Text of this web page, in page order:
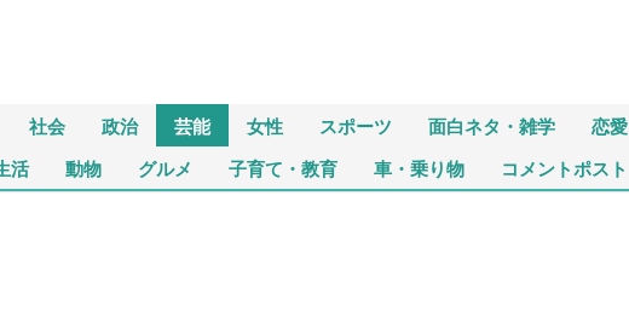
社会 政治 芸能 女性 スポーツ 面白ネタ・雑学 恋愛
活 動物 グルメ 子育て・教育 車・乗り物 コメントポスト